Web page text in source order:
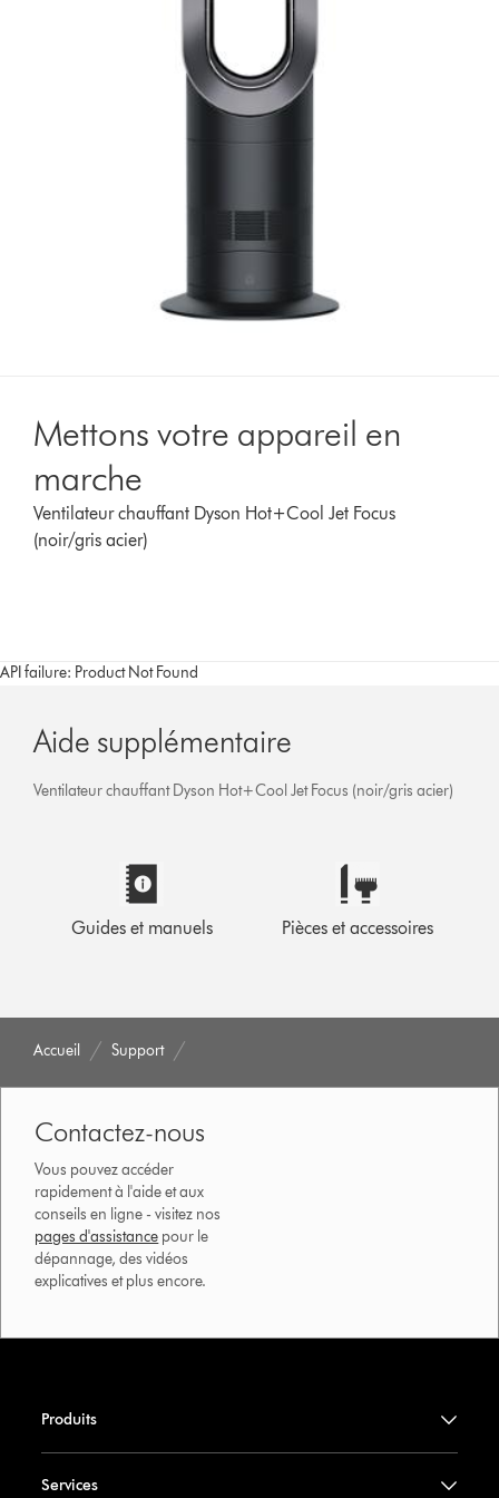
Mettons votre appareil en
marche
Ventilateur chauffant Dyson Hot+Cool Jet Focus
(noir/gris acier)
API failure: Product Not Found
Aide supplémentaire
Ventilateur chauffant Dyson Hot+Cool Jet Focus (noir/gris acier)
Guides et manuels Pièces et accessoires
Accueil Support
Contactez-nous
Vous pouvez accéder
rapidement à l'aide et aux
conseils en ligne - visitez nos
pages d'assistance pour le
dépannage, des vidéos
explicatives et plus encore.
Produits
Services